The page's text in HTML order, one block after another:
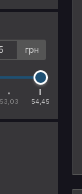
грн
53,03 54,45